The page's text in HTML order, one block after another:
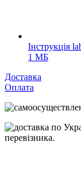
Інструкція
1 МБ
Доставка
Оплата
перевізника.